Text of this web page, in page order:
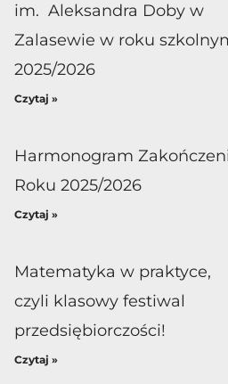
im. Aleksandra Doby w
Zalasewie w roku
2025/2026
Czytaj »
Harmonogram
Roku 2025/2026
Czytaj »
Matematyka w praktyce,
czyli klasowy festiwal
przedsiębiorczości!
Czytaj »